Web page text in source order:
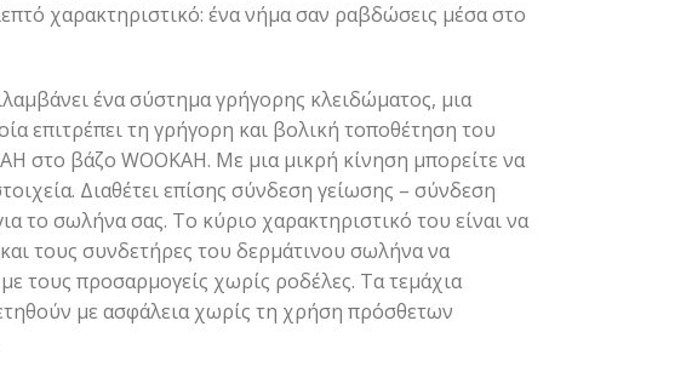
χαρακτηριστικό: ένα νήμα σαν ραβδώσεις μέσα στο
ένα σύστημα γρήγορης κλειδώματος, μια
επιτρέπει τη γρήγορη και βολική τοποθέτηση του
στο βάζο WOOKAH. Με μια μικρή κίνηση μπορείτε να
Διαθέτει επίσης σύνδεση γείωσης – σύνδεση
το σωλήνα σας. Το κύριο χαρακτηριστικό του είναι να
και τους συνδετήρες του δερμάτινου σωλήνα να
τους προσαρμογείς χωρίς ροδέλες. Τα τεμάχια
με ασφάλεια χωρίς τη χρήση πρόσθετων